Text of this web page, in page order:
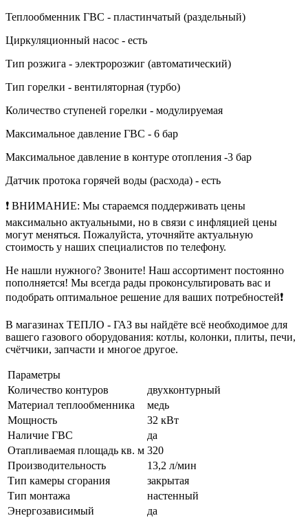
Теплообменник ГВС - пластинчатый (раздельный)
Циркуляционный насос - есть
Тип розжига - электророзжиг (автоматический)
Тип горелки - вентиляторная (турбо)
Количество ступеней горелки - модулируемая
Максимальное давление ГВС - 6 бар
Максимальное давление в контуре отопления -3 бар
Датчик протока горячей воды (расхода) - есть
❗ ВНИМАНИЕ: Мы стараемся поддерживать цены
максимально актуальными, но в связи с инфляцией цены
могут меняться. Пожалуйста, уточняйте актуальную
стоимость у наших специалистов по телефону.
Не нашли нужного? Звоните! Наш ассортимент постоянно
пополняется! Мы всегда рады проконсультировать вас и
подобрать оптимальное решение для ваших потребностей❗
В магазинах ТЕПЛО - ГАЗ вы найдёте всё необходимое для
вашего газового оборудования: котлы, колонки, плиты, печи,
счётчики, запчасти и многое другое.
Параметры
Количество контуров
двухконтурный
Материал теплообменника
медь
Мощность
32 кВт
Наличие ГВС
да
Отапливаемая площадь кв. м 320
Производительность
13,2 л/мин
Тип камеры сгорания
закрытая
Тип монтажа
настенный
Энергозависимый
да